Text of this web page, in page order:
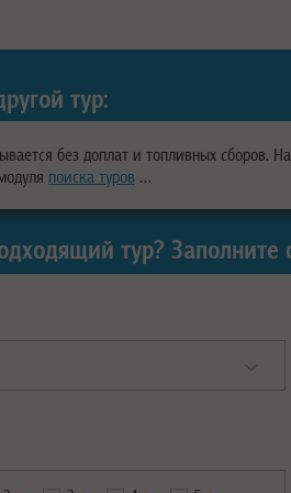
тур:
без доплат и топливных сборов.
поиска туров …
тур?